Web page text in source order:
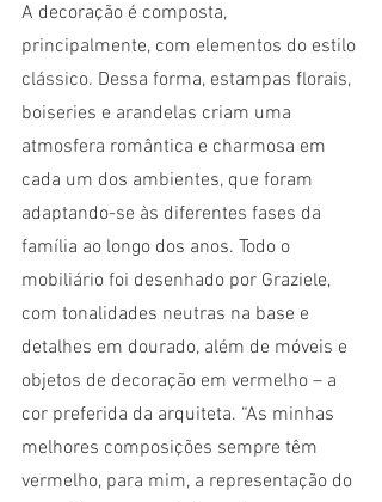
A decoração é composta,
principalmente, com elementos do estilo
clássico. Dessa forma, estampas florais,
boiseries e arandelas criam uma
atmosfera romântica e charmosa em
cada um dos ambientes, que foram
adaptando-se às diferentes fases da
família ao longo dos anos. Todo o
mobiliário foi desenhado por Graziele,
com tonalidades neutras na base e
detalhes em dourado, além de móveis e
objetos de decoração em vermelho – a
cor preferida da arquiteta. “As minhas
melhores composições sempre têm
vermelho, para mim, a representação do